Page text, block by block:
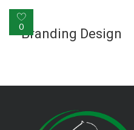
0Branding Design